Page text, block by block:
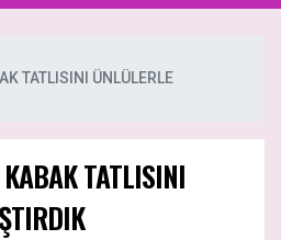
TATLISINI ÜNLÜLERLE
KABAK TATLISINI